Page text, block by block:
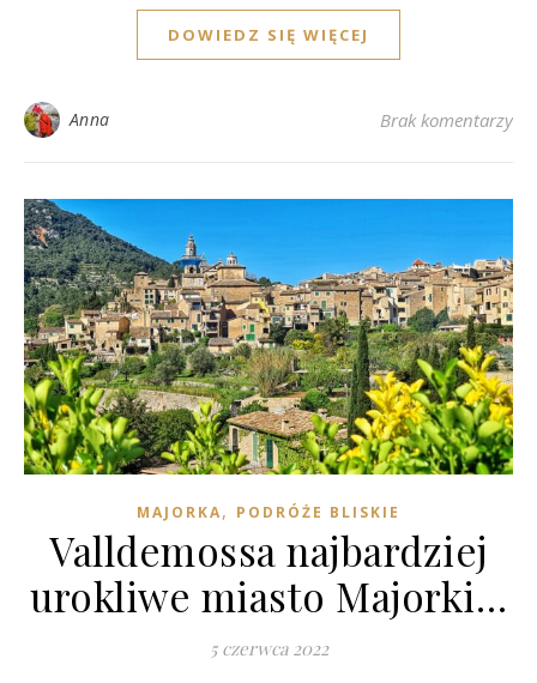
DOWIEDZ SIĘ WIĘCEJ
Anna Brak komentarzy
MAJORKA, PODRÓŻE BLISKIE
Valldemossa najbardziej
urokliwe miasto Majorki…
5 czerwca 2022